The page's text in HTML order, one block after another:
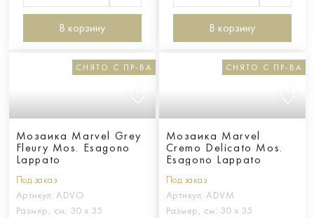
В корзину В корзину
СНЯТО С ПР-ВА
Мозаика Marvel Grey
Fleury Mos. Esagono
Lappato
Под заказ
Артикул: ADVO
Размер, см: 30 х 35
СНЯТО С ПР-ВА
Мозаика Marvel
Cremo Delicato Mos.
Esagono Lappato
Под заказ
Артикул: ADVM
Размер, см: 30 х 35